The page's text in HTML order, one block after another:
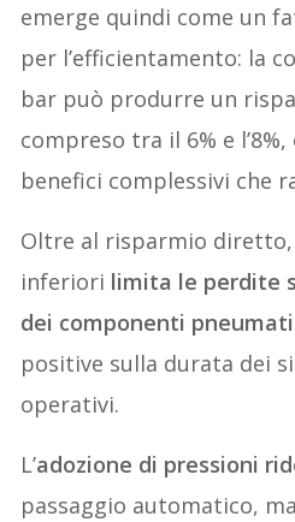
emerge quindi come un
per l’efficientamento: la
bar può produrre un
compreso tra il 6% e
benefici complessivi che
Oltre al risparmio
inferiori limita le perdite
dei componenti
positive sulla durata dei
operativi.
L’adozione di pressioni
passaggio automatico,